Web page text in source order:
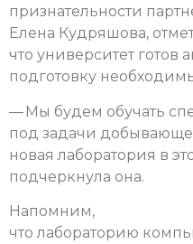
признательности
Елена Кудряшова,
что университет готов
подготовку
— Мы будем обучать
под задачи
новая лаборатория в
подчеркнула она.
Напомним,
что лабораторию